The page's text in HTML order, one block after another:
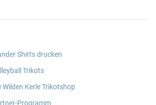
Shirts drucken
Trikots
Wilden Kerle Trikotshop
Programm